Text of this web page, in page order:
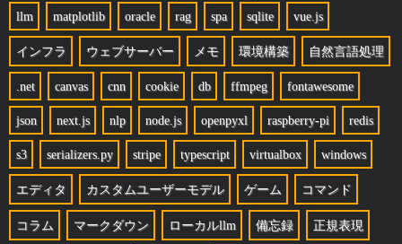
llm matplotlib oracle rag spa sqlite vue.js
インフラ ウェブサーバー メモ 環境構築 自然言語処理
.net canvas cnn cookie db ffmpeg fontawesome
json next.js nlp node.js openpyxl raspberry-pi redis
s3 serializers.py stripe typescript virtualbox windows
エディタ カスタムユーザーモデル ゲーム コマンド
コラム マークダウン ローカルllm 備忘録 正規表現